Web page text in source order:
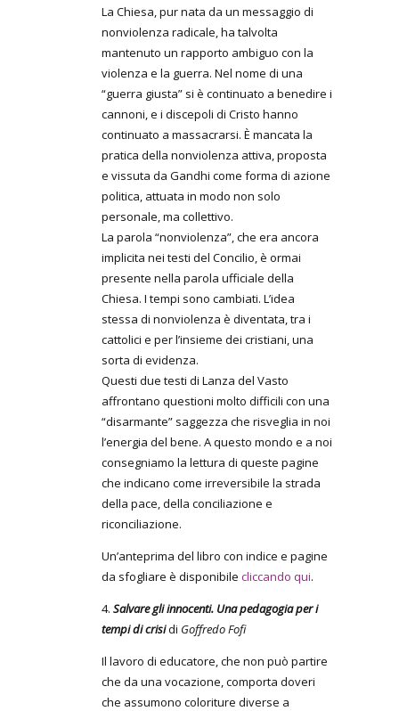
La Chiesa, pur nata da un messaggio di
nonviolenza radicale, ha talvolta
mantenuto un rapporto ambiguo con la
violenza e la guerra. Nel nome di una
“guerra giusta” si è continuato a benedire i
cannoni, e i discepoli di Cristo hanno
continuato a massacrarsi. È mancata la
pratica della nonviolenza attiva, proposta
e vissuta da Gandhi come forma di azione
politica, attuata in modo non solo
personale, ma collettivo.
La parola “nonviolenza”, che era ancora
implicita nei testi del Concilio, è ormai
presente nella parola ufficiale della
Chiesa. I tempi sono cambiati. L’idea
stessa di nonviolenza è diventata, tra i
cattolici e per l’insieme dei cristiani, una
sorta di evidenza.
Questi due testi di Lanza del Vasto
affrontano questioni molto difficili con una
“disarmante” saggezza che risveglia in noi
l’energia del bene. A questo mondo e a noi
consegniamo la lettura di queste pagine
che indicano come irreversibile la strada
della pace, della conciliazione e
riconciliazione.
Un’anteprima del libro con indice e pagine
da sfogliare è disponibile cliccando qui.
4. Salvare gli innocenti. Una pedagogia per i
tempi di crisidi Goffredo Fofi
Il lavoro di educatore, che non può partire
che da una vocazione, comporta doveri
che assumono coloriture diverse a